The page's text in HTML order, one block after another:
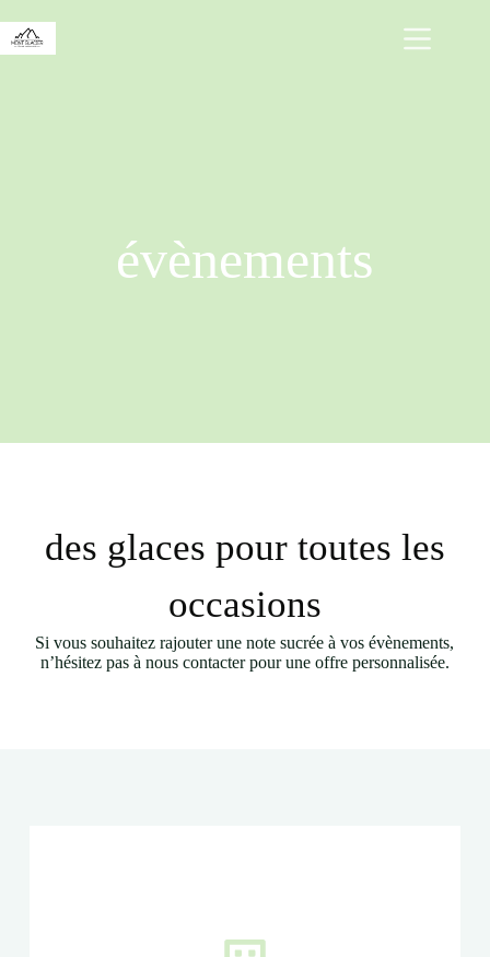
évènements
des glaces pour toutes les
occasions
Si vous souhaitez rajouter une note sucrée à vos évènements,
n’hésitez pas à nous contacter pour une offre personnalisée.